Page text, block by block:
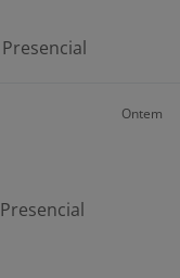
Presencial
Ontem
Presencial